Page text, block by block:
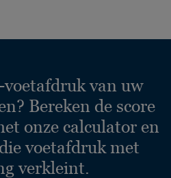
van uw
Bereken de score
onze calculator en
voetafdruk met
verkleint.